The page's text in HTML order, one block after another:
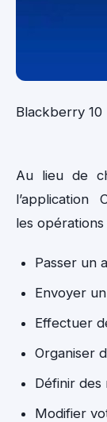
Blackberry 10
Au lieu de
les opérations
Passer un
Envoyer
Effectuer
Organiser
Définir des
Modifier